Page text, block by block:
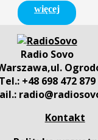
więcej
Radio Sovo
Tel.: +48 698 472 879
Kontakt